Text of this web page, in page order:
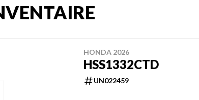
HONDA 2026
HSS1332CTD
UN022459